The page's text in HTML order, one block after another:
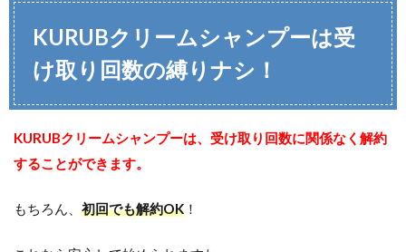
KURUBクリームシャンプーは受
け取り回数の縛りナシ！
KURUBクリームシャンプーは、受け取り回数に関係なく解約
することができます。
もちろん、 初回でも解約OK ！